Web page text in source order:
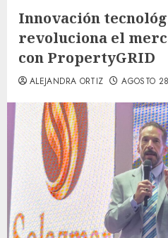
Innovación
revoluciona el
con PropertyGRID
ALEJANDRA ORTIZ AGOSTO